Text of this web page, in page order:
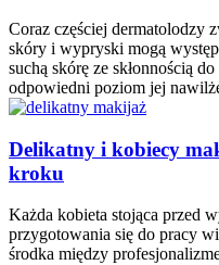
Coraz częściej dermatolodzy
skóry i wypryski mogą
suchą skórę ze skłonnością
odpowiedni poziom jej
Delikatny i kobiecy
kroku
Każda kobieta stojąca przed
przygotowania się do pracy
środka między